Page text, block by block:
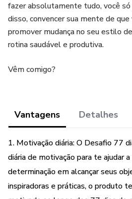
fazer absolutamente tudo, você só
disso, convencer sua mente de
promover mudança no seu estilo
rotina saudável e produtiva.
Vêm comigo?
Vantagens Detalhes
1. Motivação diária: O Desafio 77
diária de motivação para te ajudar
determinação em alcançar seus
inspiradoras e práticas, o produto